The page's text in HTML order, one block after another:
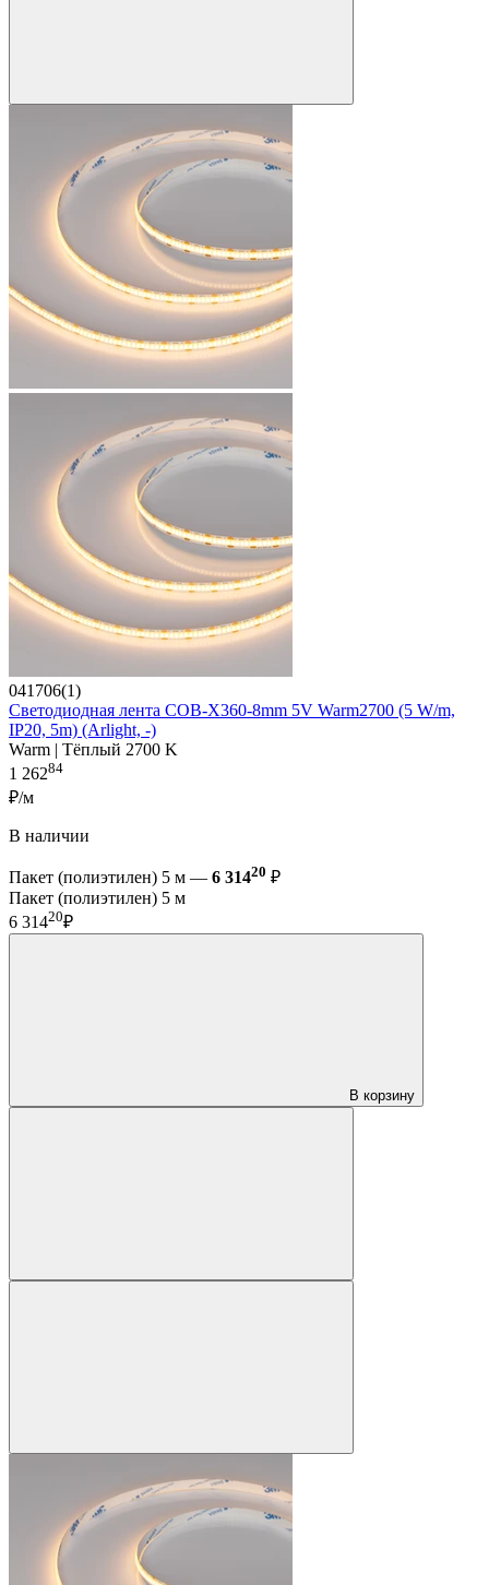
041706(1)
Светодиодная лента COB-X360-8mm 5V Warm2700 (5 W/m,
IP20, 5m) (Arlight, -)
Warm | Тёплый 2700 K
1 26284
₽/м
В наличии
Пакет (полиэтилен) 5 м — 6 31420 ₽
Пакет (полиэтилен) 5 м
6 31420₽
В корзину